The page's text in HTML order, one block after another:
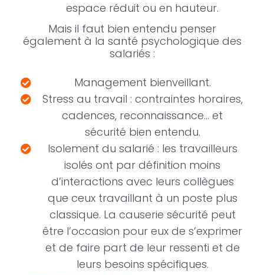
espace réduit ou en hauteur.
Mais il faut bien entendu penser
également à la santé psychologique des
salariés :
Management bienveillant.
Stress au travail : contraintes horaires,
cadences, reconnaissance… et
sécurité bien entendu.
Isolement du salarié : les travailleurs
isolés ont par définition moins
d’interactions avec leurs collègues
que ceux travaillant à un poste plus
classique. La causerie sécurité peut
être l’occasion pour eux de s’exprimer
et de faire part de leur ressenti et de
leurs besoins spécifiques.